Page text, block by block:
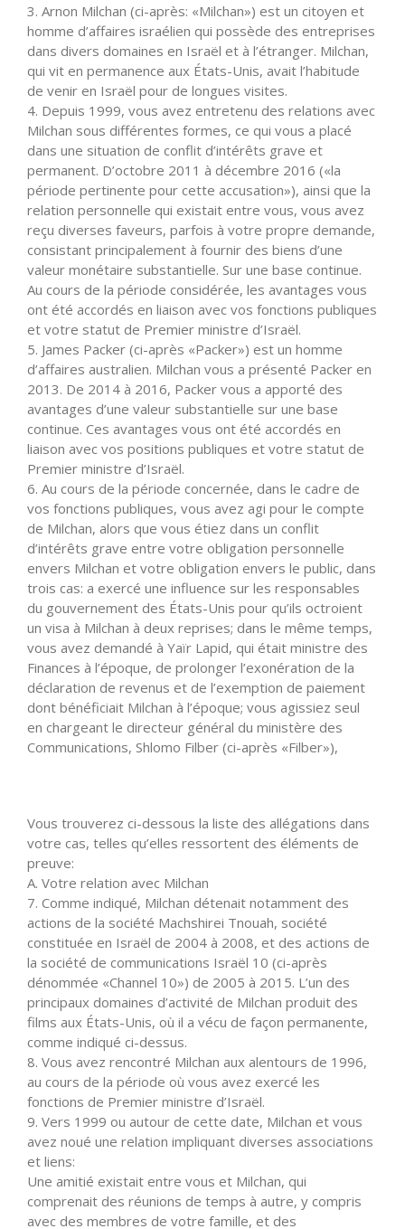
3. Arnon Milchan (ci-après: «Milchan») est un citoyen et
homme d’affaires israélien qui possède des entreprises
dans divers domaines en Israël et à l’étranger. Milchan,
qui vit en permanence aux États-Unis, avait l’habitude
de venir en Israël pour de longues visites.
4. Depuis 1999, vous avez entretenu des relations avec
Milchan sous différentes formes, ce qui vous a placé
dans une situation de conflit d’intérêts grave et
permanent. D’octobre 2011 à décembre 2016 («la
période pertinente pour cette accusation»), ainsi que la
relation personnelle qui existait entre vous, vous avez
reçu diverses faveurs, parfois à votre propre demande,
consistant principalement à fournir des biens d’une
valeur monétaire substantielle. Sur une base continue.
Au cours de la période considérée, les avantages vous
ont été accordés en liaison avec vos fonctions publiques
et votre statut de Premier ministre d’Israël.
5. James Packer (ci-après «Packer») est un homme
d’affaires australien. Milchan vous a présenté Packer en
2013. De 2014 à 2016, Packer vous a apporté des
avantages d’une valeur substantielle sur une base
continue. Ces avantages vous ont été accordés en
liaison avec vos positions publiques et votre statut de
Premier ministre d’Israël.
6. Au cours de la période concernée, dans le cadre de
vos fonctions publiques, vous avez agi pour le compte
de Milchan, alors que vous étiez dans un conflit
d’intérêts grave entre votre obligation personnelle
envers Milchan et votre obligation envers le public, dans
trois cas: a exercé une influence sur les responsables
du gouvernement des États-Unis pour qu’ils octroient
un visa à Milchan à deux reprises; dans le même temps,
vous avez demandé à Yaïr Lapid, qui était ministre des
Finances à l’époque, de prolonger l’exonération de la
déclaration de revenus et de l’exemption de paiement
dont bénéficiait Milchan à l’époque; vous agissiez seul
en chargeant le directeur général du ministère des
Communications, Shlomo Filber (ci-après «Filber»),
Vous trouverez ci-dessous la liste des allégations dans
votre cas, telles qu’elles ressortent des éléments de
preuve:
A. Votre relation avec Milchan
7. Comme indiqué, Milchan détenait notamment des
actions de la société Machshirei Tnouah, société
constituée en Israël de 2004 à 2008, et des actions de
la société de communications Israël 10 (ci-après
dénommée «Channel 10») de 2005 à 2015. L’un des
principaux domaines d’activité de Milchan produit des
films aux États-Unis, où il a vécu de façon permanente,
comme indiqué ci-dessus.
8. Vous avez rencontré Milchan aux alentours de 1996,
au cours de la période où vous avez exercé les
fonctions de Premier ministre d’Israël.
9. Vers 1999 ou autour de cette date, Milchan et vous
avez noué une relation impliquant diverses associations
et liens:
Une amitié existait entre vous et Milchan, qui
comprenait des réunions de temps à autre, y compris
avec des membres de votre famille, et des